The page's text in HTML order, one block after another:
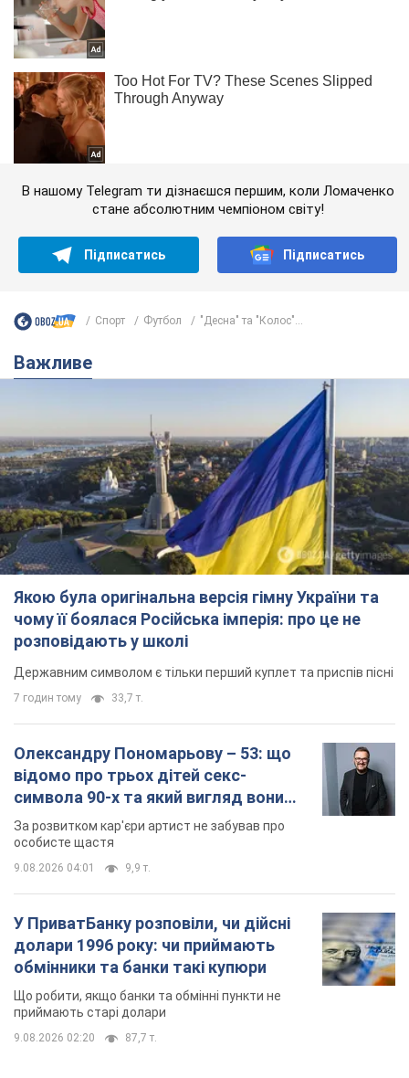
В нашому Telegram ти дізнаєшся першим, коли Ломаченко
стане абсолютним чемпіоном світу!
Підписатись Підписатись
Спорт Футбол "Десна" та "Колос"...
Важливе
Якою була оригінальна версія гімну України та
чому її боялася Російська імперія: про це не
розповідають у школі
Державним символом є тільки перший куплет та приспів пісні
7 годин тому 33,7 т.
Олександру Пономарьову – 53: що
відомо про трьох дітей секс-
символа 90-х та який вигляд вони
мають
За розвитком кар'єри артист не забував про
особисте щастя
9.08.2026 04:01 9,9 т.
У ПриватБанку розповіли, чи дійсні
долари 1996 року: чи приймають
обмінники та банки такі купюри
Що робити, якщо банки та обмінні пункти не
приймають старі долари
9.08.2026 02:20 87,7 т.